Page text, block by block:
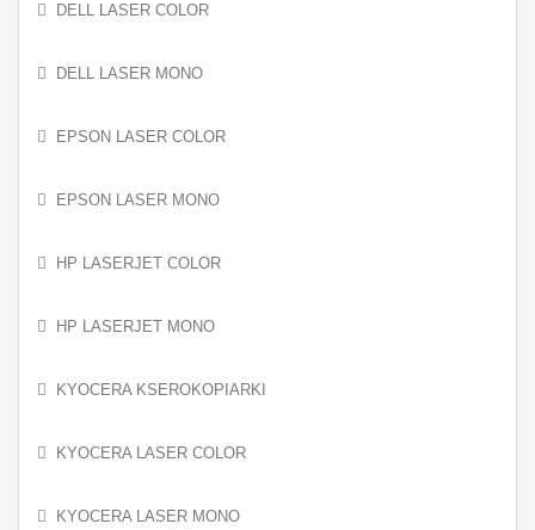
DELL LASER COLOR
DELL LASER MONO
EPSON LASER COLOR
EPSON LASER MONO
HP LASERJET COLOR
HP LASERJET MONO
KYOCERA KSEROKOPIARKI
KYOCERA LASER COLOR
KYOCERA LASER MONO